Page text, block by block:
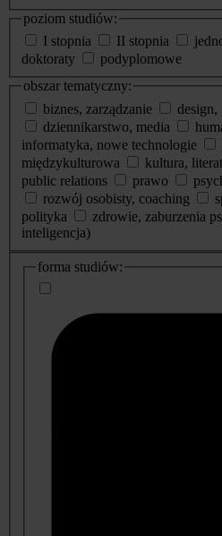
poziom studiów:
I stopnia
II stopnia
doktoraty
podyplomowe
obszar tematyczny:
biznes, zarządzanie
design,
dziennikarstwo, media
informatyka, nowe technologie
międzykulturowa
kultura,
public relations
prawo
rozwój osobisty, coaching
polityka
zdrowie, zaburzenia
inteligencja)
dodatkowe
informacje
forma studiów: